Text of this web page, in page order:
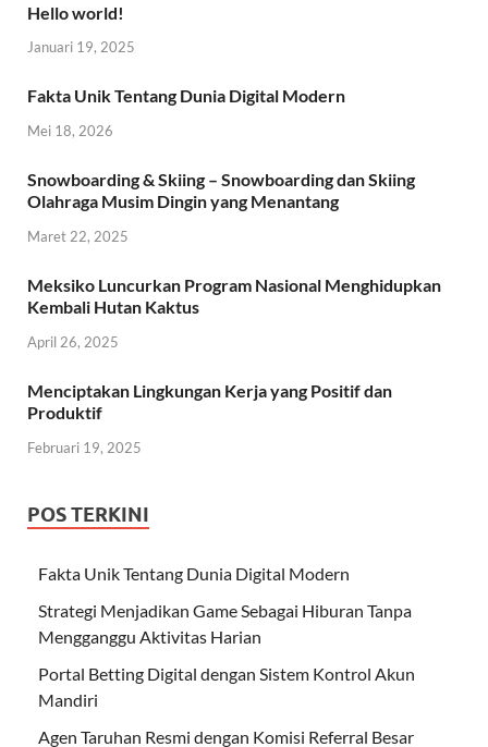
Hello world!
Januari 19, 2025
Fakta Unik Tentang Dunia Digital Modern
Mei 18, 2026
Snowboarding & Skiing – Snowboarding dan Skiing
Olahraga Musim Dingin yang Menantang
Maret 22, 2025
Meksiko Luncurkan Program Nasional Menghidupkan
Kembali Hutan Kaktus
April 26, 2025
Menciptakan Lingkungan Kerja yang Positif dan
Produktif
Februari 19, 2025
POS TERKINI
Fakta Unik Tentang Dunia Digital Modern
Strategi Menjadikan Game Sebagai Hiburan Tanpa
Mengganggu Aktivitas Harian
Portal Betting Digital dengan Sistem Kontrol Akun
Mandiri
Agen Taruhan Resmi dengan Komisi Referral Besar